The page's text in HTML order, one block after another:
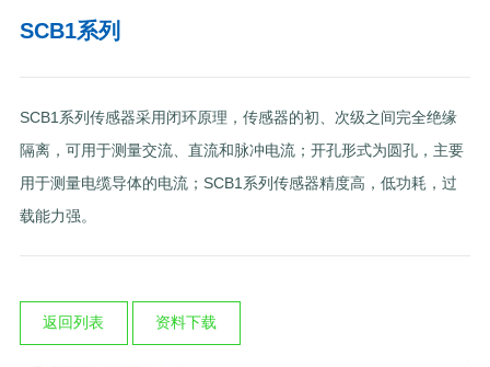
SCB1系列
SCB1系列传感器采用闭环原理，传感器的初、次级之间完全绝缘
隔离，可用于测量交流、直流和脉冲电流；开孔形式为圆孔，主要
用于测量电缆导体的电流；SCB1系列传感器精度高，低功耗，过
载能力强。
返回列表 资料下载